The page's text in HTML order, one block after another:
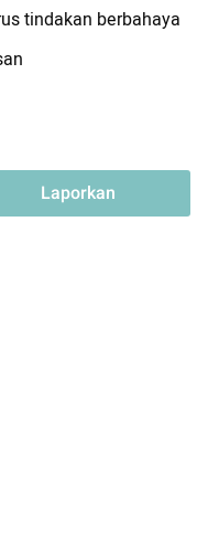
tindakan berbahaya
Laporkan